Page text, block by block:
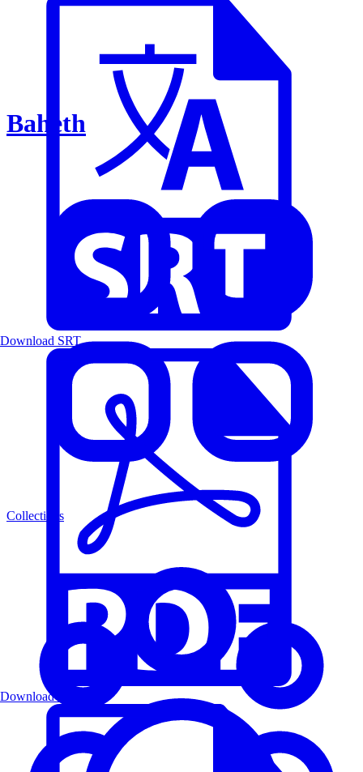
Baheth
Collections
Download SRT
Download PDF